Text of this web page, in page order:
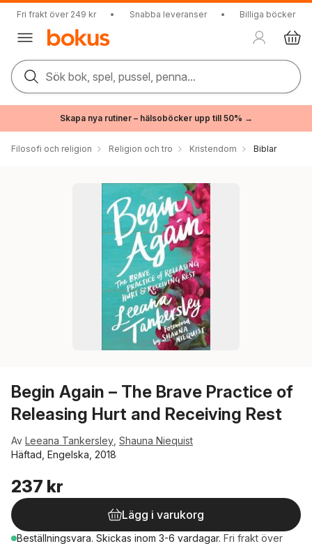
Fri frakt över 249 kr • Snabba leveranser • Billiga böcker
Sök bok, spel, pussel, penna...
Skapa nya rutiner – hälsoböcker upp till 50% →
Filosofi och religion Religion och tro Kristendom Biblar
Begin Again – The Brave Practice of
Releasing Hurt and Receiving Rest
Av Leeana Tankersley Shauna Niequist
Häftad, Engelska, 2018
237 kr
Lägg i varukorg
Beställningsvara. Skickas inom 3-6 vardagar. Fri frakt över